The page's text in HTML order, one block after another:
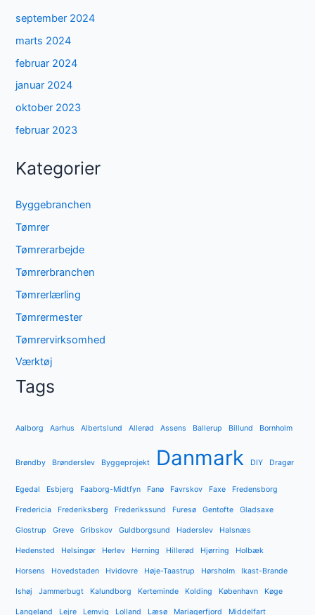
september 2024
marts 2024
februar 2024
januar 2024
oktober 2023
februar 2023
Kategorier
Byggebranchen
Tømrer
Tømrerarbejde
Tømrerbranchen
Tømrerlærling
Tømrermester
Tømrervirksomhed
Værktøj
Tags
Aalborg Aarhus Albertslund Allerød Assens Ballerup Billund Bornholm
Brøndby Brønderslev Byggeprojekt Danmark DIY Dragør
Egedal Esbjerg Faaborg-Midtfyn Fanø Favrskov Faxe Fredensborg
Fredericia Frederiksberg Frederikssund Furesø Gentofte Gladsaxe
Glostrup Greve Gribskov Guldborgsund Haderslev Halsnæs
Hedensted Helsingør Herlev Herning Hillerød Hjørring Holbæk
Horsens Hovedstaden Hvidovre Høje-Taastrup Hørsholm Ikast-Brande
Ishøj Jammerbugt Kalundborg Kerteminde Kolding København Køge
Langeland Lejre Lemvig Lolland Læsø Mariagerfjord Middelfart